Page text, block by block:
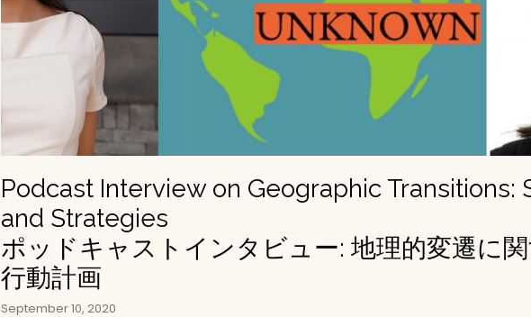
Podcast Interview on Geographic Transitions:
and Strategies
ポッドキャストインタビュー: 地理的変遷に
行動計画
September 10, 2020